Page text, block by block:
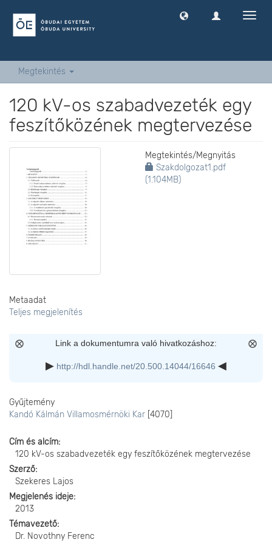
Megtekintés
120 kV-os szabadvezeték egy
feszítőközének megtervezése
Megtekintés/Megnyitás
Szakdolgozat1.pdf
(1.104MB)
Metaadat
Teljes megjelenítés
Link a dokumentumra való hivatkozáshoz:
http://hdl.handle.net/20.500.14044/16646
Gyűjtemény
Kandó Kálmán Villamosmérnöki Kar [4070]
Cím és alcím
120 kV-os szabadvezeték egy feszítőközének megtervezése
Szerző
Szekeres Lajos
Megjelenés ideje
2013
Témavezető
Dr. Novothny Ferenc